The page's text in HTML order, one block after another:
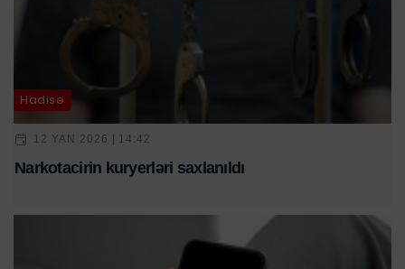
Hadisə
12 YAN 2026 | 14:42
Narkotacirin kuryerləri saxlanıldı